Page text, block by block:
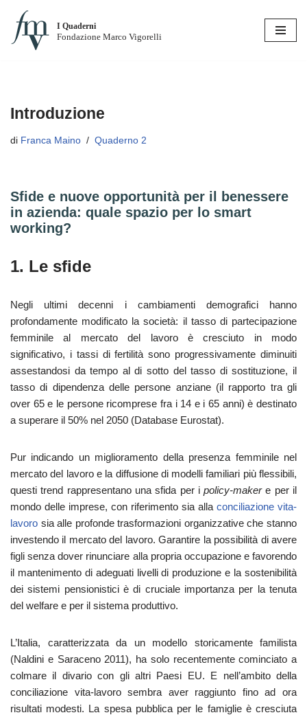
Vai
I Quaderni
Fondazione Marco Vigorelli
Introduzione
di Franca Maino Quaderno 2
Sfide e nuove opportunità per il benessere
in azienda: quale spazio per lo smart
working?
1. Le sfide
Negli ultimi decenni i cambiamenti demografici hanno
profondamente modificato la società: il tasso di partecipazione
femminile al mercato del lavoro è cresciuto in modo
significativo, i tassi di fertilità sono progressivamente diminuiti
assestandosi da tempo al di sotto del tasso di sostituzione, il
tasso di dipendenza delle persone anziane (il rapporto tra gli
over 65 e le persone ricomprese fra i 14 e i 65 anni) è destinato
a superare il 50% nel 2050 (Database Eurostat).
Pur indicando un miglioramento della presenza femminile nel
mercato del lavoro e la diffusione di modelli familiari più flessibili,
questi trend rappresentano una sfida per ipolicy-makere per il
mondo delle imprese, con riferimento sia alla conciliazione vita-
lavoro sia alle profonde trasformazioni organizzative che stanno
investendo il mercato del lavoro. Garantire la possibilità di avere
figli senza dover rinunciare alla propria occupazione e favorendo
il mantenimento di adeguati livelli di produzione e la sostenibilità
dei sistemi pensionistici è di cruciale importanza per la tenuta
del welfare e per il sistema produttivo.
L’Italia, caratterizzata da un modello storicamente familista
(Naldini e Saraceno 2011), ha solo recentemente cominciato a
colmare il divario con gli altri Paesi EU. E nell’ambito della
conciliazione vita-lavoro sembra aver raggiunto fino ad ora
risultati modesti. La spesa pubblica per le famiglie è cresciuta